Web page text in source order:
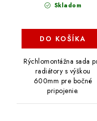
Skladom
DO KOŠÍKA
Rýchlomontážna sada
radiátory s výškou
600mm pre bočné
pripojenie.